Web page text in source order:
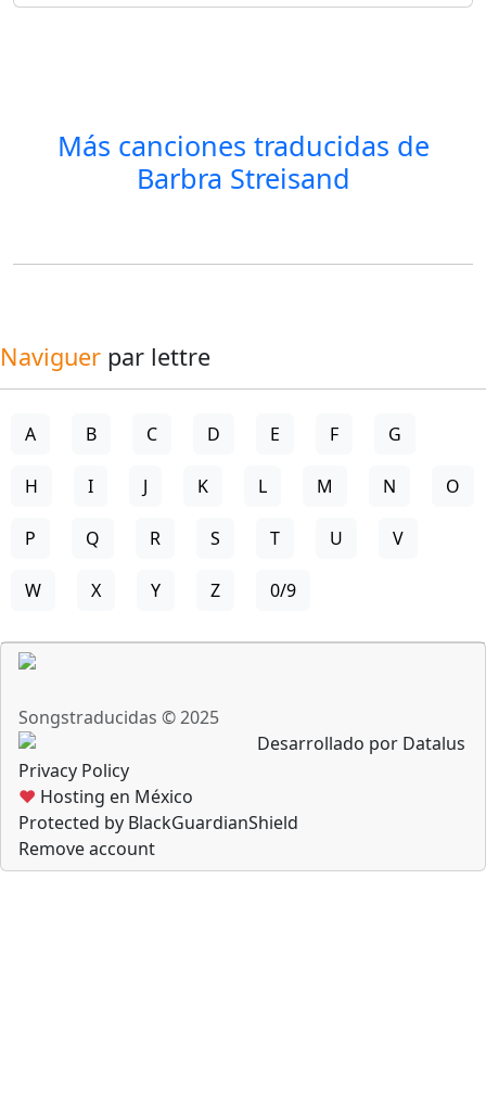
Más canciones traducidas de
Barbra Streisand
Naviguer par lettre
A B C D E F G
H I J K L M N O
P Q R S T U V
W X Y Z 0/9
Songstraducidas © 2025
Desarrollado por Datalus
Privacy Policy
♥ Hosting en México
Protected by BlackGuardianShield
Remove account